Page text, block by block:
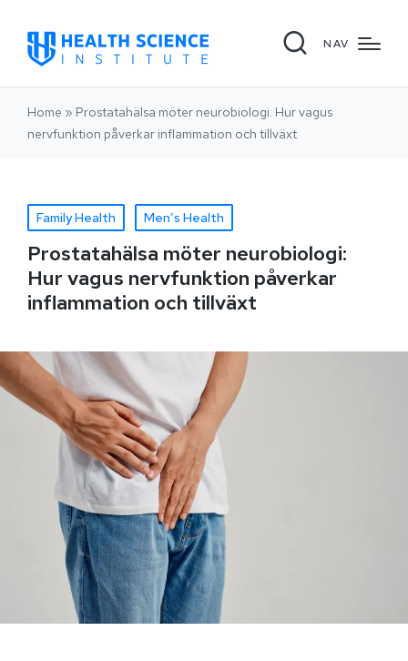
NAV
Home » Prostatahälsa möter neurobiologi: Hur vagus
nervfunktion påverkar inflammation och tillväxt
Family Health Men’s Health
Prostatahälsa möter neurobiologi:
Hur vagus nervfunktion påverkar
inflammation och tillväxt